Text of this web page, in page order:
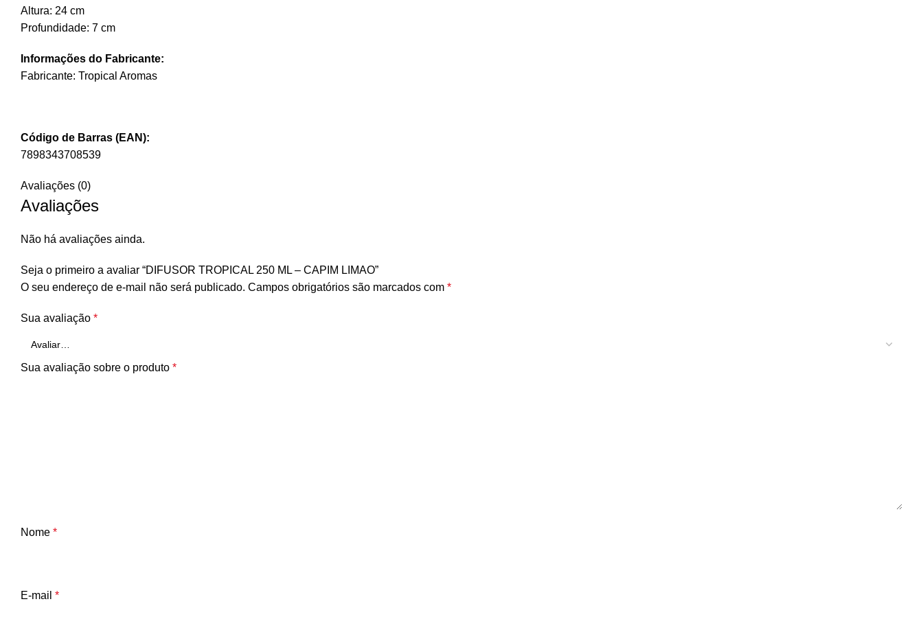
Altura: 24 cm
Profundidade: 7 cm
Informações do Fabricante:
Fabricante: Tropical Aromas
Código de Barras (EAN):
7898343708539
Avaliações (0)
Avaliações
Não há avaliações ainda.
Seja o primeiro a avaliar “DIFUSOR TROPICAL 250 ML – CAPIM LIMAO”
O seu endereço de e-mail não será publicado. Campos obrigatórios são marcados com *
Sua avaliação *
Sua avaliação sobre o produto *
Nome *
E-mail *